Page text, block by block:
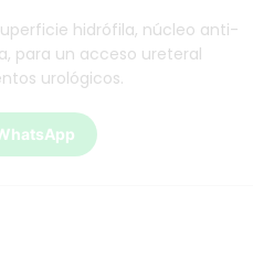
hidrófila, núcleo anti-
para un acceso ureteral
urológicos.